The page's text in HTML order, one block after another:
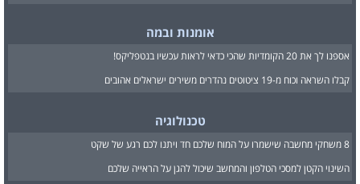
אומנות ובמה
אספנו לך את 20 הקומדיות שהכי כדאי לראות עכשיו בנטפליקס!
קבלו השראה וכוח מ-19 ציטוטים נהדרים משירים ישראלים אהובים
טכנולוגיה
8 משחקי מחשבה שישמרו על המוח שלכם חד ויתנו לכם רגע של שקט
השינוי הקטן למסכי הטלפון והמחשב שיכול להגן על הראייה שלכם